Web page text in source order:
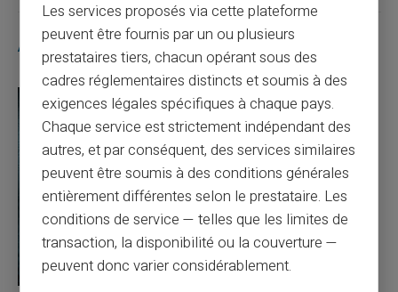
Articles similaires
Les services proposés via cette plateforme
peuvent être fournis par un ou plusieurs
prestataires tiers, chacun opérant sous des
cadres réglementaires distincts et soumis à des
exigences légales spécifiques à chaque pays.
Chaque service est strictement indépendant des
autres, et par conséquent, des services similaires
peuvent être soumis à des conditions générales
entièrement différentes selon le prestataire. Les
conditions de service — telles que les limites de
transaction, la disponibilité ou la couverture —
peuvent donc varier considérablement.